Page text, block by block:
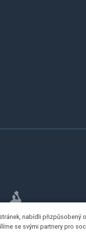
nabídli přizpůsobený
se svými partnery pro